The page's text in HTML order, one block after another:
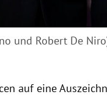
und Robert De
auf eine